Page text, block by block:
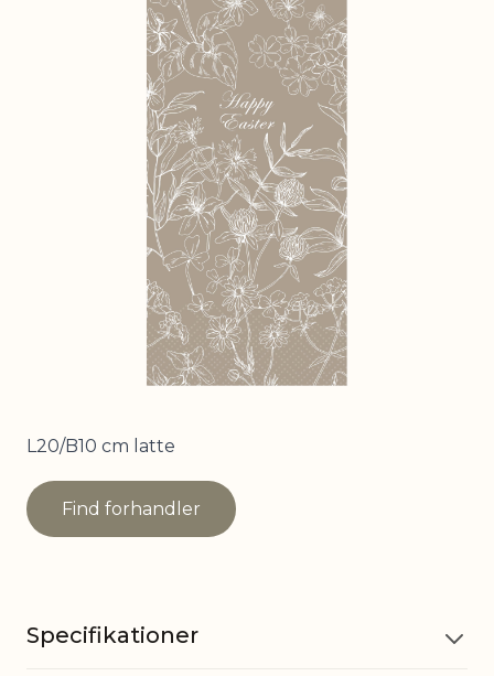
L20/B10 cm latte
Find forhandler
Specifikationer